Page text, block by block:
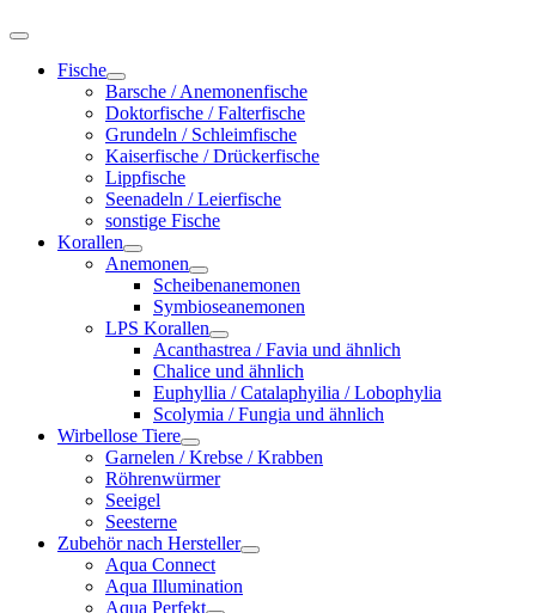
Fische
Barsche / Anemonenfische
Doktorfische / Falterfische
Grundeln / Schleimfische
Kaiserfische / Drückerfische
Lippfische
Seenadeln / Leierfische
sonstige Fische
Korallen
Anemonen
Scheibenanemonen
Symbioseanemonen
LPS Korallen
Acanthastrea / Favia und ähnlich
Chalice und ähnlich
Euphyllia / Catalaphyilia / Lobophylia
Scolymia / Fungia und ähnlich
Wirbellose Tiere
Garnelen / Krebse / Krabben
Röhrenwürmer
Seeigel
Seesterne
Zubehör nach Hersteller
Aqua Connect
Aqua Illumination
Aqua Perfekt